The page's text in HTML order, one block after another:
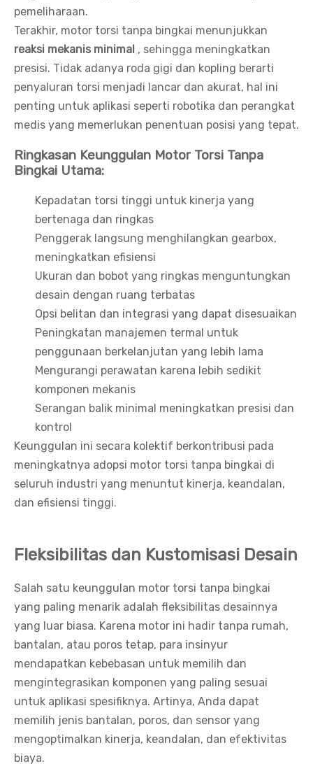
pemeliharaan.
Terakhir, motor torsi tanpa bingkai menunjukkan
reaksi mekanis minimal , sehingga meningkatkan
presisi. Tidak adanya roda gigi dan kopling berarti
penyaluran torsi menjadi lancar dan akurat, hal ini
penting untuk aplikasi seperti robotika dan perangkat
medis yang memerlukan penentuan posisi yang tepat.
Ringkasan Keunggulan Motor Torsi Tanpa
Bingkai Utama:
Kepadatan torsi tinggi untuk kinerja yang
bertenaga dan ringkas
Penggerak langsung menghilangkan gearbox,
meningkatkan efisiensi
Ukuran dan bobot yang ringkas menguntungkan
desain dengan ruang terbatas
Opsi belitan dan integrasi yang dapat disesuaikan
Peningkatan manajemen termal untuk
penggunaan berkelanjutan yang lebih lama
Mengurangi perawatan karena lebih sedikit
komponen mekanis
Serangan balik minimal meningkatkan presisi dan
kontrol
Keunggulan ini secara kolektif berkontribusi pada
meningkatnya adopsi motor torsi tanpa bingkai di
seluruh industri yang menuntut kinerja, keandalan,
dan efisiensi tinggi.
Fleksibilitas dan Kustomisasi Desain
Salah satu keunggulan motor torsi tanpa bingkai
yang paling menarik adalah fleksibilitas desainnya
yang luar biasa. Karena motor ini hadir tanpa rumah,
bantalan, atau poros tetap, para insinyur
mendapatkan kebebasan untuk memilih dan
mengintegrasikan komponen yang paling sesuai
untuk aplikasi spesifiknya. Artinya, Anda dapat
memilih jenis bantalan, poros, dan sensor yang
mengoptimalkan kinerja, keandalan, dan efektivitas
biaya.